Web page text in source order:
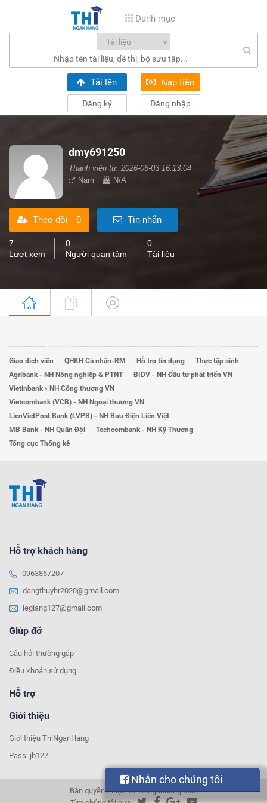
Danh mục
Tải lên Nạp tiền
Đăng ký Đăng nhập
dmy691250
Thành viên từ: 2026-06-03 16:13:04
Nam
N/A
Theo dõi 0 Tin nhắn
7
Lượt xem
0
Người quan tâm
0
Tài liệu
Giao dịch viên QHKH Cá nhân-RM Hỗ trợ tín dụng
Thực tập sinh
Agribank - NH Nông nghiệp & PTNT
BIDV - NH Đầu tư phát triển VN
Vietinbank - NH Công thương VN
Vietcombank (VCB) - NH Ngoại thương VN
LienVietPost Bank (LVPB) - NH Bưu Điện Liên Việt
MB Bank - NH Quân Đội
Techcombank - NH Kỹ Thương
Tổng cục Thống kê
Hỗ trợ khách hàng
0963867207
dangthuyhr2020@gmail.com
legiang127@gmail.com
Giúp đỡ
Câu hỏi thường gặp
Điều khoản sử dụng
Hỗ trợ
Giới thiệu
Giới thiệu ThiNganHang
Pass: jb127
Bản quyền thuộc về Thinganhang.com
Nhắn cho chúng tôi